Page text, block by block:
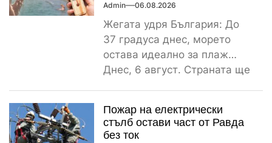
Admin 06.08.2026
Жегата удря България: До
37 градуса днес, морето
остава идеално за плаж
Днес, 6 август. Страната ще
Пожар на електрически
стълб остави част от Равда
без ток